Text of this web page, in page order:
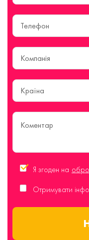
Країна
Я згоден на
Отримувати